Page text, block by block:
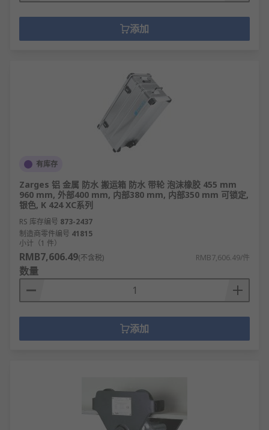
添加
有库存
Zarges 铝 金属 防水 搬运箱 防水 带轮 泡沫橡胶 455 mm
960 mm, 外部400 mm, 内部380 mm, 内部350 mm 可锁定,
银色, K 424 XC系列
RS 库存编号 873-2437
制造商零件编号 41815
小计（1 件）
RMB7,606.49(不含税) RMB7,606.49/件
数量
添加